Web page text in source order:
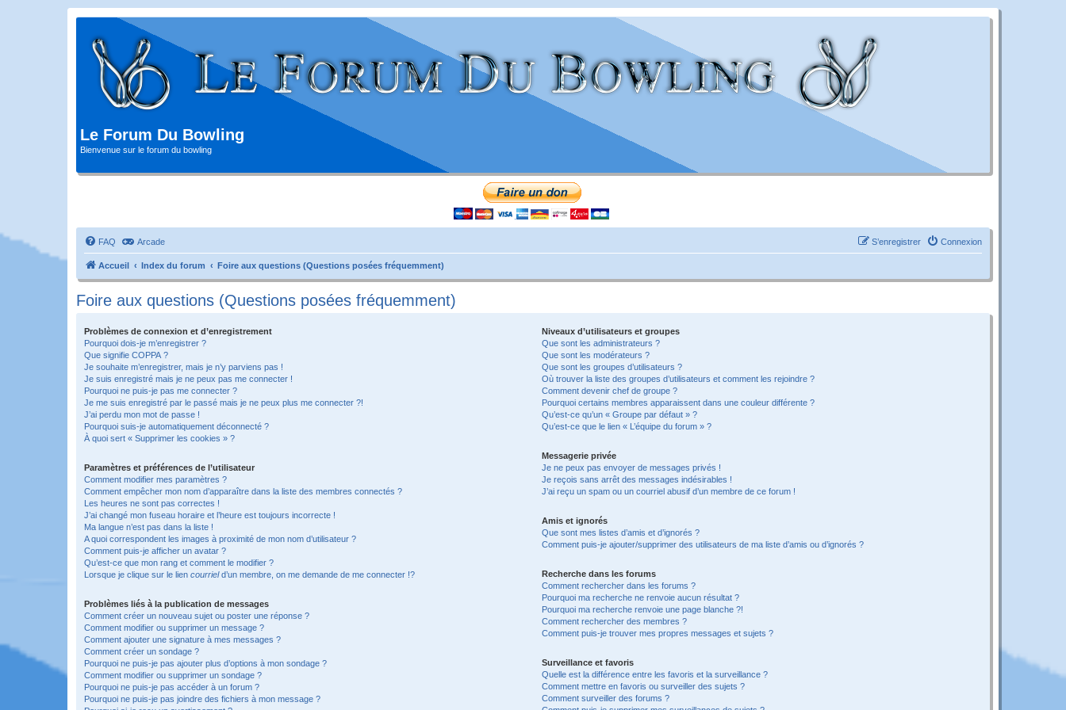
Le Forum Du Bowling
Bienvenue sur le forum du bowling
FAQ Arcade Connexion
S’enregistrer
Accueil Index du forum Foire aux questions (Questions posées fréquemment)
Foire aux questions (Questions posées fréquemment)
Problèmes de connexion et d’enregistrement
Pourquoi dois-je m’enregistrer ?
Que signifie COPPA ?
Je souhaite m’enregistrer, mais je n’y parviens pas !
Je suis enregistré mais je ne peux pas me connecter !
Pourquoi ne puis-je pas me connecter ?
Je me suis enregistré par le passé mais je ne peux plus me connecter ?!
J’ai perdu mon mot de passe !
Pourquoi suis-je automatiquement déconnecté ?
À quoi sert « Supprimer les cookies » ?
Paramètres et préférences de l’utilisateur
Comment modifier mes paramètres ?
Comment empêcher mon nom d’apparaître dans la liste des membres connectés ?
Les heures ne sont pas correctes !
J’ai changé mon fuseau horaire et l’heure est toujours incorrecte !
Ma langue n’est pas dans la liste !
A quoi correspondent les images à proximité de mon nom d’utilisateur ?
Comment puis-je afficher un avatar ?
Qu’est-ce que mon rang et comment le modifier ?
Lorsque je clique sur le lien courrield’un membre, on me demande de me connecter !?
Problèmes liés à la publication de messages
Comment créer un nouveau sujet ou poster une réponse ?
Comment modifier ou supprimer un message ?
Comment ajouter une signature à mes messages ?
Comment créer un sondage ?
Pourquoi ne puis-je pas ajouter plus d’options à mon sondage ?
Comment modifier ou supprimer un sondage ?
Pourquoi ne puis-je pas accéder à un forum ?
Pourquoi ne puis-je pas joindre des fichiers à mon message ?
Niveaux d’utilisateurs et groupes
Que sont les administrateurs ?
Que sont les modérateurs ?
Que sont les groupes d’utilisateurs ?
Où trouver la liste des groupes d’utilisateurs et comment les rejoindre ?
Comment devenir chef de groupe ?
Pourquoi certains membres apparaissent dans une couleur différente ?
Qu’est-ce qu’un « Groupe par défaut » ?
Qu’est-ce que le lien « L’équipe du forum » ?
Messagerie privée
Je ne peux pas envoyer de messages privés !
Je reçois sans arrêt des messages indésirables !
J’ai reçu un spam ou un courriel abusif d’un membre de ce forum !
Amis et ignorés
Que sont mes listes d’amis et d’ignorés ?
Comment puis-je ajouter/supprimer des utilisateurs de ma liste d’amis ou d’ignorés ?
Recherche dans les forums
Comment rechercher dans les forums ?
Pourquoi ma recherche ne renvoie aucun résultat ?
Pourquoi ma recherche renvoie une page blanche ?!
Comment rechercher des membres ?
Comment puis-je trouver mes propres messages et sujets ?
Surveillance et favoris
Quelle est la différence entre les favoris et la surveillance ?
Comment mettre en favoris ou surveiller des sujets ?
Comment surveiller des forums ?